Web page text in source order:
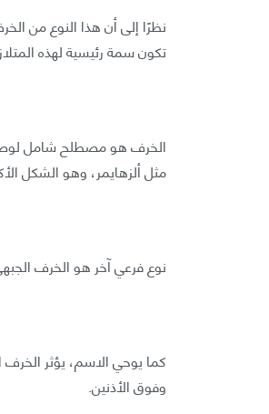
نظرًا إلى أن هذا النوع من
تكون سمة رئيسية لهذه
الخرف هو مصطلح شامل لوصف
مثل ألزهايمر، وهو الشكل
نوع فرعي آخر هو الخرف
كما يوحي الاسم، يؤثر
وفوق الأذنين.